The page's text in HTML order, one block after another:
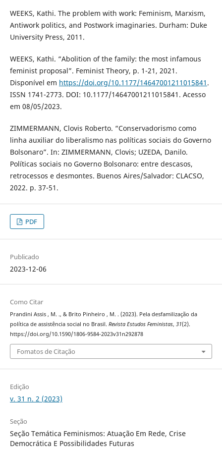
WEEKS, Kathi. The problem with work: Feminism, Marxism,
Antiwork politics, and Postwork imaginaries. Durham: Duke
University Press, 2011.
WEEKS, Kathi. “Abolition of the family: the most infamous
feminist proposal”. Feminist Theory, p. 1-21, 2021.
Disponível em https://doi.org/10.1177/14647001211015841 .
ISSN 1741-2773. DOI: 10.1177/14647001211015841. Acesso
em 08/05/2023.
ZIMMERMANN, Clovis Roberto. “Conservadorismo como
linha auxiliar do liberalismo nas políticas sociais do Governo
Bolsonaro”. In: ZIMMERMANN, Clovis; UZEDA, Danilo.
Políticas sociais no Governo Bolsonaro: entre descasos,
retrocessos e desmontes. Buenos Aires/Salvador: CLACSO,
2022. p. 37-51.
PDF
Publicado
2023-12-06
Como Citar
Prandini Assis , M. ., & Brito Pinheiro , M. . (2023). Pela desfamilização da
política de assistência social no Brasil. Revista Estudos Feministas, 31(2).
https://doi.org/10.1590/1806-9584-2023v31n292878
Fomatos de Citação
Edição
v. 31 n. 2 (2023)
Seção
Seção Temática Feminismos: Atuação Em Rede, Crise
Democrática E Possibilidades Futuras